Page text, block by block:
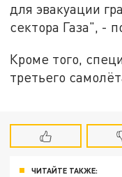
для эвакуации
сектора Газа", -
Кроме того,
третьего
ЧИТАЙТЕ ТАКЖЕ: